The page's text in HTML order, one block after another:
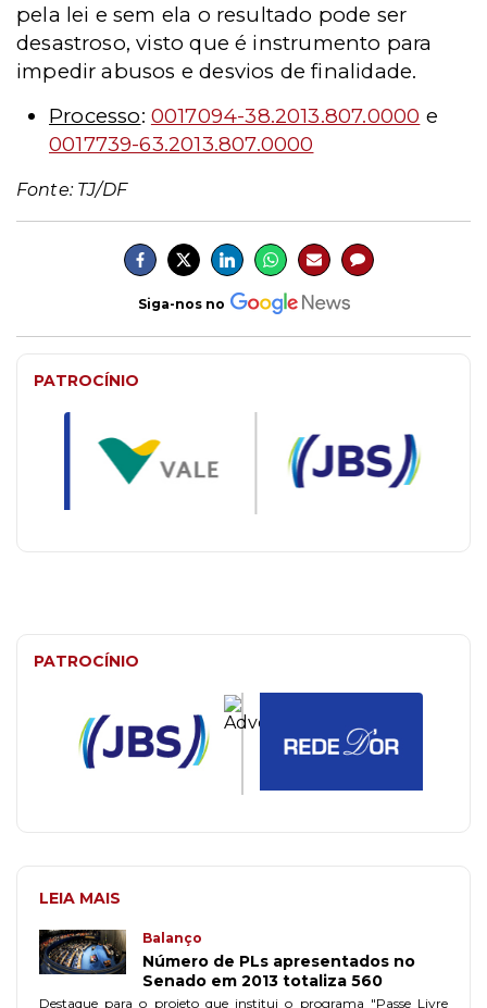
pela lei e sem ela o resultado pode ser
desastroso, visto que é instrumento para
impedir abusos e desvios de finalidade.
Processo: 0017094-38.2013.807.0000 e
0017739-63.2013.807.0000
Fonte: TJ/DF
Siga-nos no
PATROCÍNIO
PATROCÍNIO
LEIA MAIS
Balanço
Número de PLs apresentados no
Senado em 2013 totaliza 560
Destaque para o projeto que institui o programa "Passe Livre